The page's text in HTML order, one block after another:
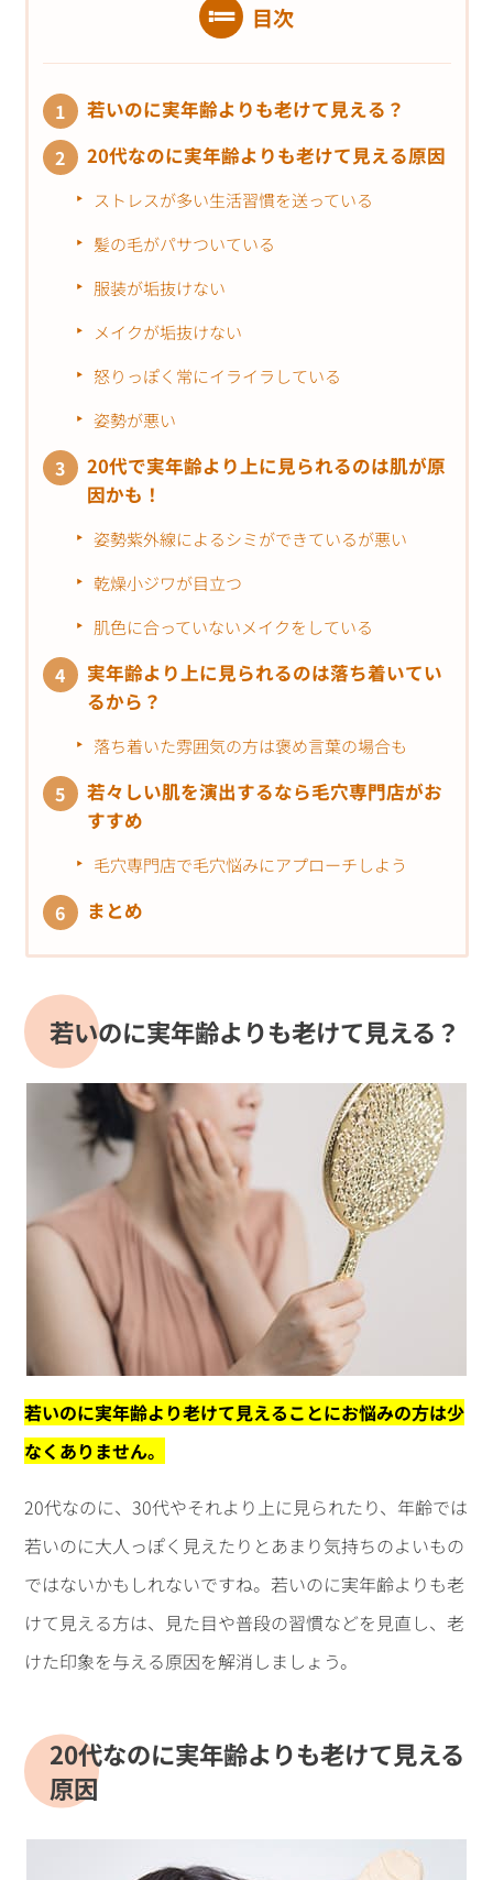
目次
若いのに実年齢よりも老けて見える？
20代なのに実年齢よりも老けて見える原因
ストレスが多い生活習慣を送っている
髪の毛がパサついている
服装が垢抜けない
メイクが垢抜けない
怒りっぽく常にイライラしている
姿勢が悪い
20代で実年齢より上に見られるのは肌が原
因かも！
姿勢紫外線によるシミができているが悪い
乾燥小ジワが目立つ
肌色に合っていないメイクをしている
実年齢より上に見られるのは落ち着いてい
るから？
落ち着いた雰囲気の方は褒め言葉の場合も
若々しい肌を演出するなら毛穴専門店がお
すすめ
毛穴専門店で毛穴悩みにアプローチしよう
まとめ
若いのに実年齢よりも老けて見える？
若いのに実年齢より老けて見えることにお悩みの方は少
なくありません。
20代なのに、30代やそれより上に見られたり、年齢では
若いのに大人っぽく見えたりとあまり気持ちのよいもの
ではないかもしれないですね。若いのに実年齢よりも老
けて見える方は、見た目や普段の習慣などを見直し、老
けた印象を与える原因を解消しましょう。
20代なのに実年齢よりも老けて見える
原因